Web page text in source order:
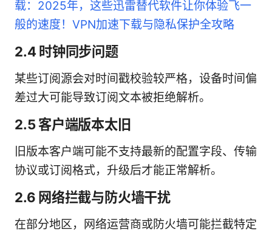
载：2025年，这些迅雷替代软件让你体验飞一
般的速度！VPN加速下载与隐私保护全攻略
2.4 时钟同步问题
某些订阅源会对时间戳校验较严格，设备时间偏
差过大可能导致订阅文本被拒绝解析。
2.5 客户端版本太旧
旧版本客户端可能不支持最新的配置字段、传输
协议或订阅格式，升级后才能正常解析。
2.6 网络拦截与防火墙干扰
在部分地区，网络运营商或防火墙可能拦截特定